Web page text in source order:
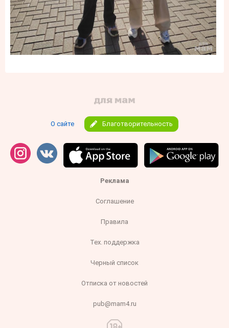
О сайте Благотворительность
Реклама
Соглашение
Правила
Тех. поддержка
Черный список
Отписка от новостей
pub@mam4.ru